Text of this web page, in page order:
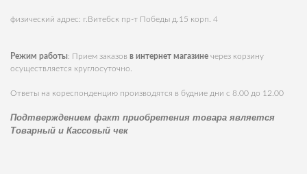
физический адрес: г.Витебск пр-т Победы д.15 корп. 4
Режим работы: Прием заказов в интернет магазине через корзину
осуществляется круглосуточно.
Ответы на кореспонденцию производятся в будние дни с 8.00 до 12.00
Подтверждением факт приобретения товара является
Товарный и Кассовый чек